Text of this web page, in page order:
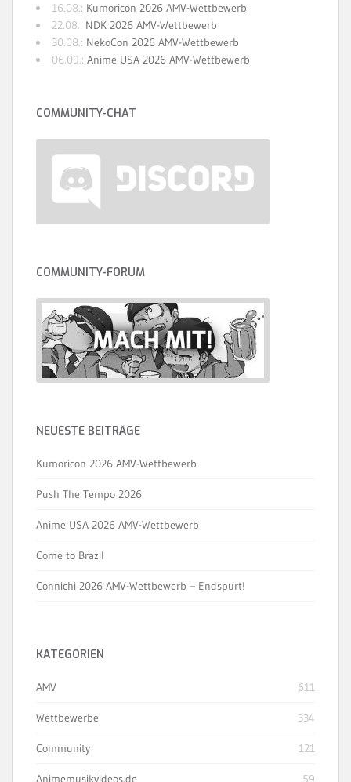
16.08.: Kumoricon 2026 AMV-Wettbewerb
22.08.: NDK 2026 AMV-Wettbewerb
30.08.: NekoCon 2026 AMV-Wettbewerb
06.09.: Anime USA 2026 AMV-Wettbewerb
COMMUNITY-CHAT
COMMUNITY-FORUM
NEUESTE BEITRÄGE
Kumoricon 2026 AMV-Wettbewerb
Push The Tempo 2026
Anime USA 2026 AMV-Wettbewerb
Come to Brazil
Connichi 2026 AMV-Wettbewerb – Endspurt!
KATEGORIEN
AMV 611
Wettbewerbe 334
Community 121
Animemusikvideos.de 59